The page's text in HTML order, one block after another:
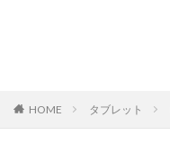
HOME タブレット